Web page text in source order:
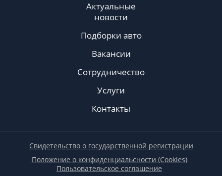
Актуальные
новости
Подборки авто
Вакансии
Сотрудничество
Услуги
Контакты
Пользовательское соглашение
Положение о конфиденциальсности (Cookies)
Свидетельство о государственной регистрации